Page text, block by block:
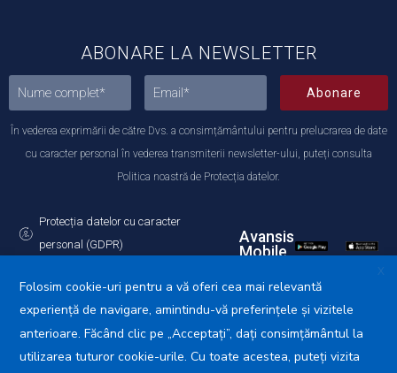
ABONARE LA NEWSLETTER
Abonare
În vederea exprimării de către Dvs. a consimțământului pentru prelucrarea de date
cu caracter personal în vederea transmiterii newsletter-ului, puteți consulta
Politica noastră de Protecția datelor.
Protecția datelor cu caracter
personal (GDPR)
Avansis
Mobile
Primăria Municipiului Călărași © 2025. Toate drepturile
X
Folosim cookie-uri pentru a vă oferi cea mai relevantă
experiență de navigare, amintindu-vă preferințele și vizitele
anterioare. Făcând clic pe „Acceptați”, dați consimțământul la
utilizarea tuturor cookie-urile. Cu toate acestea, puteți vizita